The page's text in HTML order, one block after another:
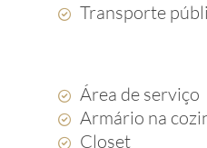
Transporte
Área de serviço
Armário na
Closet